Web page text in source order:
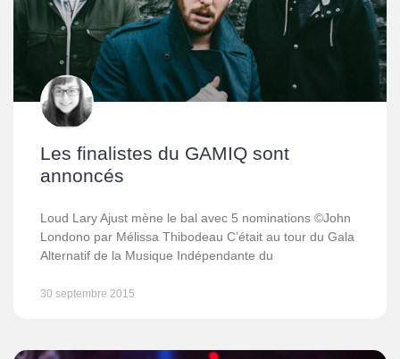
Les finalistes du GAMIQ sont
annoncés
Loud Lary Ajust mène le bal avec 5 nominations ©John
Londono par Mélissa Thibodeau C’était au tour du Gala
Alternatif de la Musique Indépendante du
30 septembre 2015